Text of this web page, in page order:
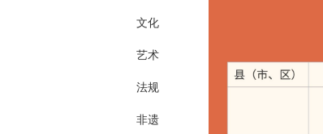
文化
艺术
法规
非遗